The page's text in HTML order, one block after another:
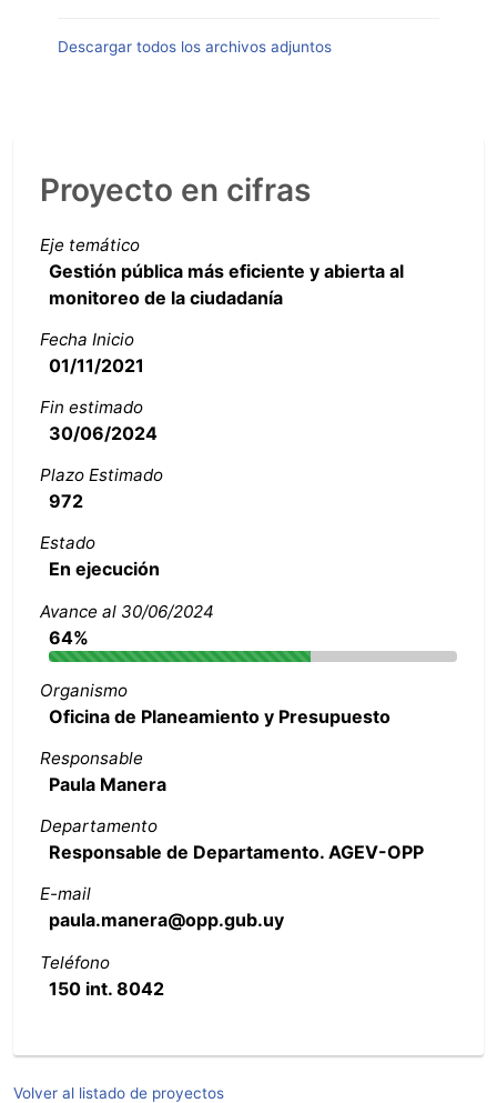
Descargar todos los archivos adjuntos
Proyecto en cifras
Eje temático
Gestión pública más eficiente y abierta al
monitoreo de la ciudadanía
Fecha Inicio
01/11/2021
Fin estimado
30/06/2024
Plazo Estimado
972
Estado
En ejecución
Avance al 30/06/2024
64%
Organismo
Oficina de Planeamiento y Presupuesto
Responsable
Paula Manera
Departamento
Responsable de Departamento. AGEV-OPP
E-mail
paula.manera@opp.gub.uy
Teléfono
150 int. 8042
Volver al listado de proyectos